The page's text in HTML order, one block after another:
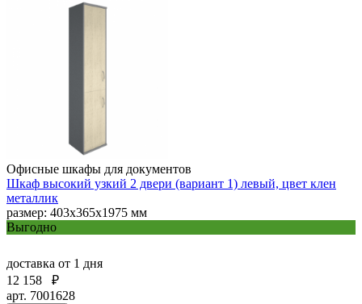
Офисные шкафы для документов
Шкаф высокий узкий 2 двери (вариант 1) левый, цвет клен
металлик
размер: 403х365х1975 мм
Выгодно
доставка от 1 дня
12 158
₽
арт. 7001628